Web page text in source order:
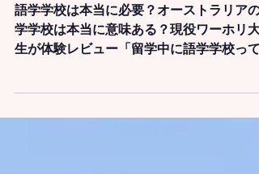
語学学校は本当に必要？オーストラリアの
学学校は本当に意味ある？現役ワーホリ大
生が体験レビュー「留学中に語学学校って